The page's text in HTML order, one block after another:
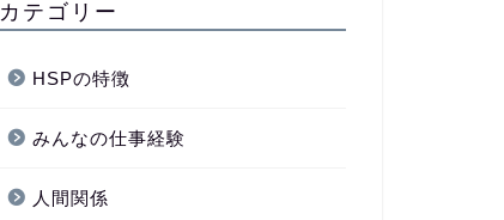
カテゴリー
HSPの特徴
みんなの仕事経験
人間関係